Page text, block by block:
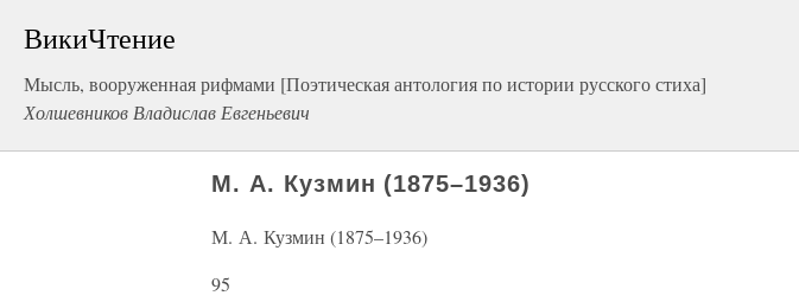
ВикиЧтение
Мысль, вооруженная рифмами [Поэтическая антология по истории русского стиха]
Холшевников Владислав Евгеньевич
М. А. Кузмин (1875–1936)
М. А. Кузмин (1875–1936)
95